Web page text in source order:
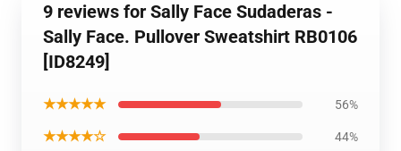
9 reviews for Sally Face Sudaderas -
Sally Face. Pullover Sweatshirt RB0106
[ID8249]
★★★★★ 56%
★★★★☆ 44%